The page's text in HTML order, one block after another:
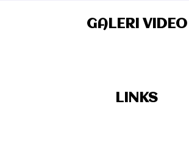
GALERI VIDEO
LINKS